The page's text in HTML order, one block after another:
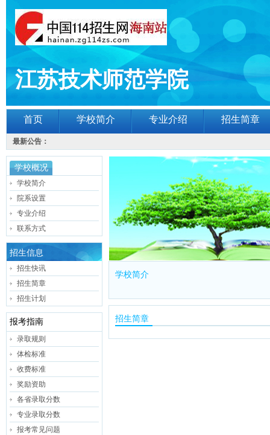
江苏技术师范学院
首页 学校简介 专业介绍 招生简章
最新公告：
学校概况
学校简介
院系设置
专业介绍
联系方式
招生信息
招生快讯
招生简章
招生计划
报考指南
录取规则
体检标准
收费标准
奖励资助
各省录取分数
专业录取分数
报考常见问题
学校简介
招生简章